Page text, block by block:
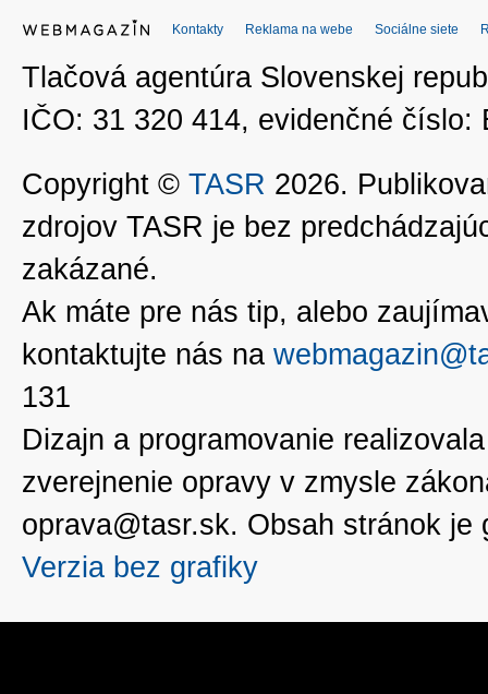
Kontakty Reklama na webe Sociálne siete
Tlačová agentúra Slovenskej
IČO: 31 320 414, evidenčné číslo:
Copyright © TASR 2026.
zdrojov TASR je bez
zakázané.
Ak máte pre nás tip, alebo
kontaktujte nás na
131
Dizajn a programovanie
zverejnenie opravy v zmysle
oprava@tasr.sk. Obsah stránok
Verzia bez grafiky